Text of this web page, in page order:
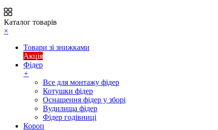
Каталог товарів
×
Товари зі знижками
Акція
Фідер
+
Все для монтажу фідер
Котушки фідер
Оснащення фідер у зборі
Вудилища фідер
Фідер годівниці
Короп